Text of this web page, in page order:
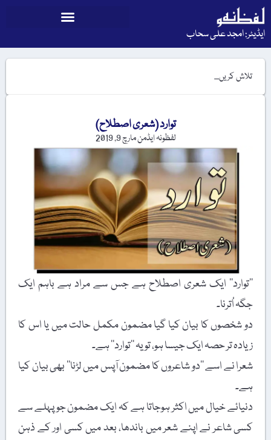
ایڈیٹر: امجد علی سحاب
توارد (شعری اصطلاح)
لفظونہ ایڈمنمارچ 9, 2019
’’توارد‘‘ ایک شعری اصطلاح ہے جس سے مراد ہے باہم ایک
جگہ اُترنا۔
دو شخصوں کا بیان کیا گیا مضمون مکمل حالت میں یا اس کا
زیادہ تر حصہ ایک جیسا ہو، تو یہ ’’توارد‘‘ ہے۔
شعرا نے اسے ’’دو شاعروں کا مضمون آپس میں لڑنا‘‘ بھی بیان کیا
ہے۔
دنیائے خیال میں اکثر ہوجاتا ہے کہ ایک مضمون جو پہلے سے
کسی شاعر نے اپنے شعر میں باندھا، بعد میں کسی اور کے ذہن